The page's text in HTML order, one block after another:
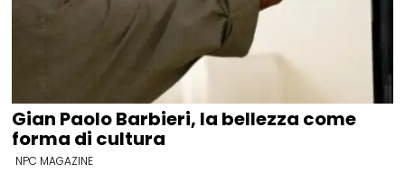
Gian Paolo Barbieri, la bellezza come
forma di cultura
NPC MAGAZINE